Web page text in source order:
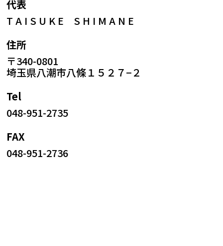
代表
T A I S U K E S H I M A N E
住所
〒340-0801
埼玉県八潮市八條１５２７−２
Tel
048-951-2735
FAX
048-951-2736